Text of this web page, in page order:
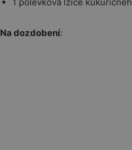
Na dozdobení: